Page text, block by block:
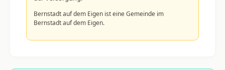
Bernstadt auf dem Eigen ist eine Gemeinde im
Bernstadt auf dem Eigen.